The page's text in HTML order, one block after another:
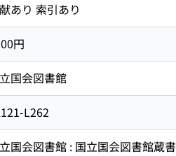
あり 索引あり
円
国会図書館
L262
国会図書館 : 国立国会図書館蔵書